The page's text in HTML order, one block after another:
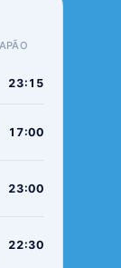
23:15
17:00
23:00
22:30